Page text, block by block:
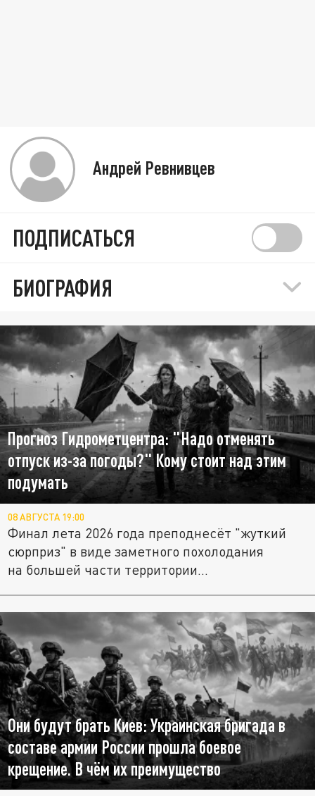
Андрей Ревнивцев
ПОДПИСАТЬСЯ
БИОГРАФИЯ
Прогноз Гидрометцентра: "Надо отменять
отпуск из-за погоды?" Кому стоит над этим
подумать
08 АВГУСТА 19:00
Финал лета 2026 года преподнесёт "жуткий
сюрприз" в виде заметного похолодания
на большей части территории...
Они будут брать Киев: Украинская бригада в
составе армии России прошла боевое
крещение. В чём их преимущество